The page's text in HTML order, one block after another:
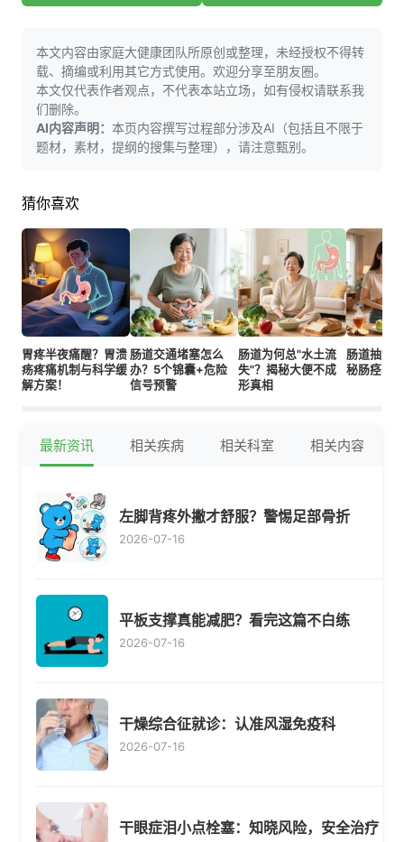
本文内容由家庭大健康团队所原创或整理，未经授权不得转
载、摘编或利用其它方式使用。欢迎分享至朋友圈。
本文仅代表作者观点，不代表本站立场，如有侵权请联系我
们删除。
AI内容声明： 本页内容撰写过程部分涉及AI（包括且不限于
题材，素材，提纲的搜集与整理），请注意甄别。
猜你喜欢
胃疼半夜痛醒？胃溃
疡疼痛机制与科学缓
解方案！
肠道交通堵塞怎么
办？5个锦囊+危险
信号预警
肠道为何总"水土流
失"？揭秘大便不成
形真相
肠道抽筋
秘肠痉挛
最新资讯 相关疾病 相关科室 相关内容
左脚背疼外撇才舒服？警惕足部骨折
2026-07-16
平板支撑真能减肥？看完这篇不白练
2026-07-16
干燥综合征就诊：认准风湿免疫科
2026-07-16
干眼症泪小点栓塞：知晓风险，安全治疗